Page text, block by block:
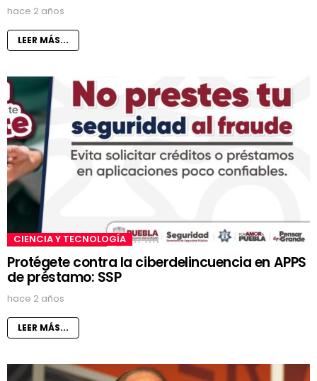
hace 2 años
LEER MÁS...
CIENCIA Y TECNOLOGÍA
Protégete contra la ciberdelincuencia en APPS
de préstamo: SSP
hace 2 años
LEER MÁS...